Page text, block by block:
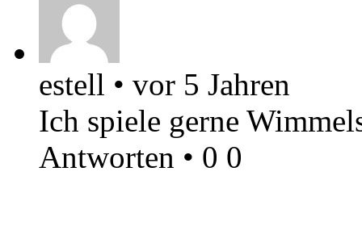
estell • vor 5 Jahren
Ich spiele gerne
Antworten • 0 0